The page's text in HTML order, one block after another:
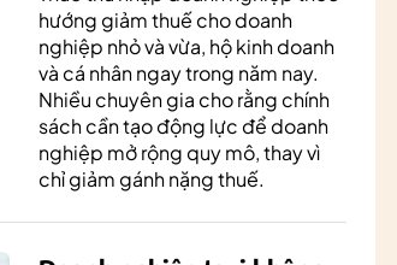
hướng giảm thuế cho doanh
nghiệp nhỏ và vừa, hộ kinh doanh
và cá nhân ngay trong năm nay.
Nhiều chuyên gia cho rằng chính
sách cần tạo động lực để doanh
nghiệp mở rộng quy mô, thay vì
chỉ giảm gánh nặng thuế.